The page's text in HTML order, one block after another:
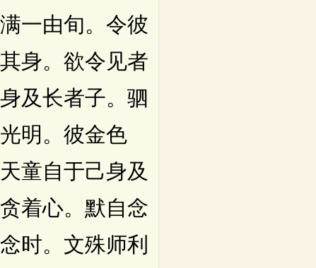
一由旬。令彼
身。欲令见者
及长者子。驷
明。彼金色
童自于己身及
着心。默自念
时。文殊师利